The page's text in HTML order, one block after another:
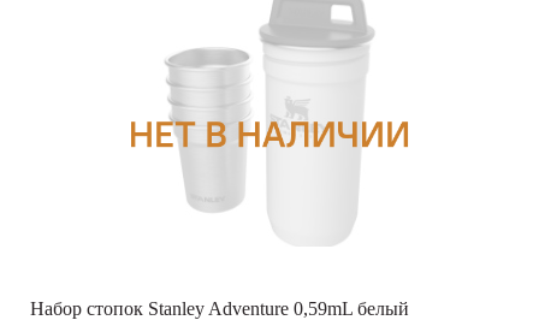
Набор стопок Stanley Adventure 0,59mL белый